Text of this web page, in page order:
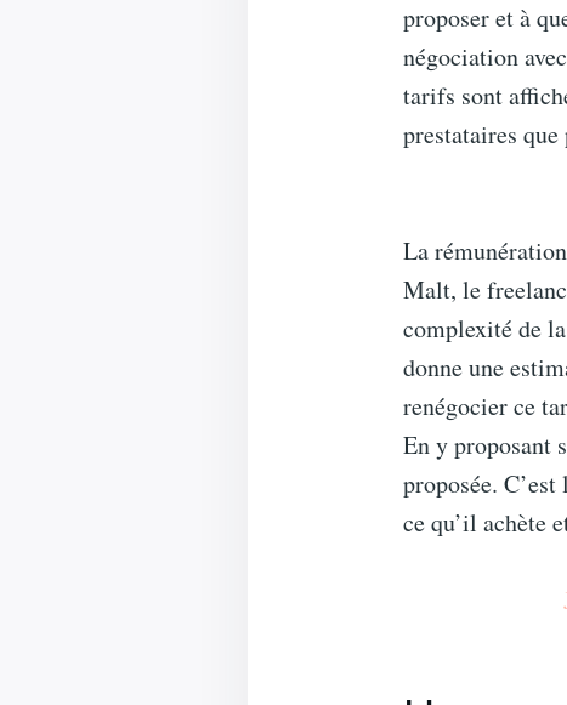
proposer et à
négociation
tarifs sont
prestataires
La
Malt, le
complexité de
donne une
renégocier ce
En y proposant
proposée.
ce qu’il achète